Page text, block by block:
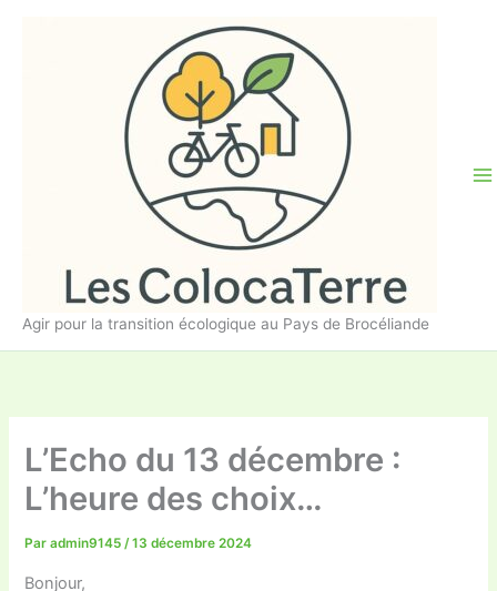
Agir pour la transition écologique au Pays de Brocéliande
L’Echo du 13 décembre :
L’heure des choix…
Paradmin9145/13 décembre 2024
Bonjour,